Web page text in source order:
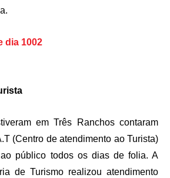
em Três Ranchos contaram
(Centro de atendimento ao Turista)
público todos os dias de folia. A
de Turismo realizou atendimento